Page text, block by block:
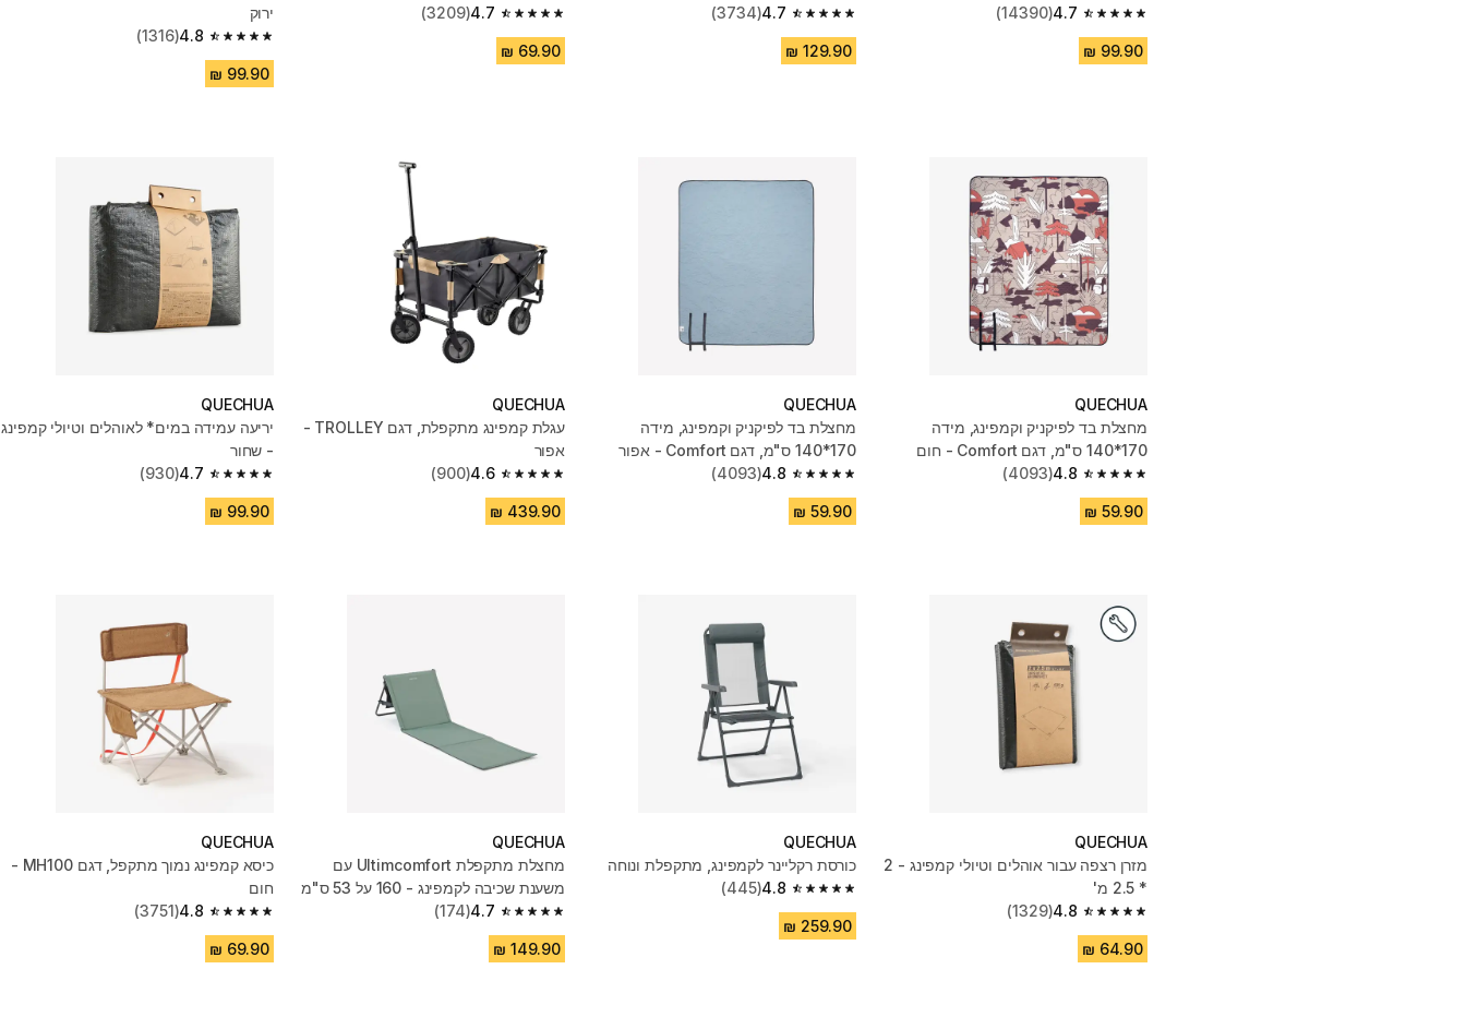
4.7
4.7 out of 5 stars from 14390 reviews
(14390)
4.7
4.7 out of 5 stars from 3734 reviews
(3734)
4.7
4.7 out of 5 stars from 3209 reviews
(3209)
ירוק
4.8
4.8 out of 5 stars from 1316 reviews
(1316)
QUECHUA
מחצלת בד לפיקניק וקמפינג, מידה
170*140 ס"מ, דגם Comfort - חום
4.8
4.8 out of 5 stars from 4093 reviews
(4093)
QUECHUA
מחצלת בד לפיקניק וקמפינג, מידה
170*140 ס"מ, דגם Comfort - אפור
4.8
4.8 out of 5 stars from 4093 reviews
(4093)
QUECHUA
עגלת קמפינג מתקפלת, דגם TROLLEY -
אפור
4.6
4.6 out of 5 stars from 900 reviews
(900)
QUECHUA
יריעה עמידה במים* לאוהלים וטיולי קמפינג
- שחור
4.7
4.7 out of 5 stars from 930 reviews
(930)
QUECHUA
מזרן רצפה עבור אוהלים וטיולי קמפינג - 2
* 2.5 מ'
4.8
4.8 out of 5 stars from 1329 reviews
(1329)
QUECHUA
כורסת רקליינר לקמפינג, מתקפלת ונוחה
4.8
4.8 out of 5 stars from 445 reviews
(445)
QUECHUA
מחצלת מתקפלת Ultimcomfort עם
משענת שכיבה לקמפינג - 160 על 53 ס"מ
4.7
4.7 out of 5 stars from 174 reviews
(174)
QUECHUA
כיסא קמפינג נמוך מתקפל, דגם MH100 -
חום
4.8
4.8 out of 5 stars from 3751 reviews
(3751)